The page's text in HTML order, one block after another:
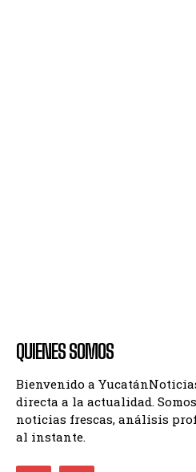
QUIENES SOMOS
Bienvenido a
directa a la actualidad.
noticias frescas, análisis
al instante.